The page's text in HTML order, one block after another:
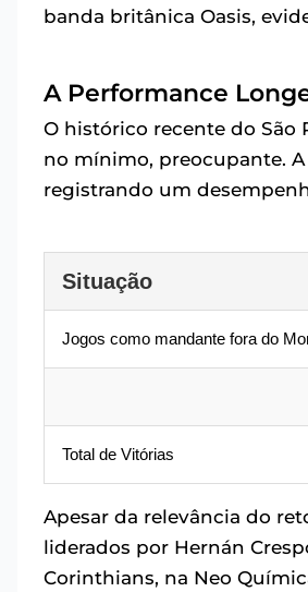
banda britânica Oasis,
A Performance
O histórico recente do São
no mínimo, preocupante.
registrando um
Situação
Jogos como mandante fora do
Total de Vitórias
Apesar da relevância do
liderados por Hernán
Corinthians, na Neo